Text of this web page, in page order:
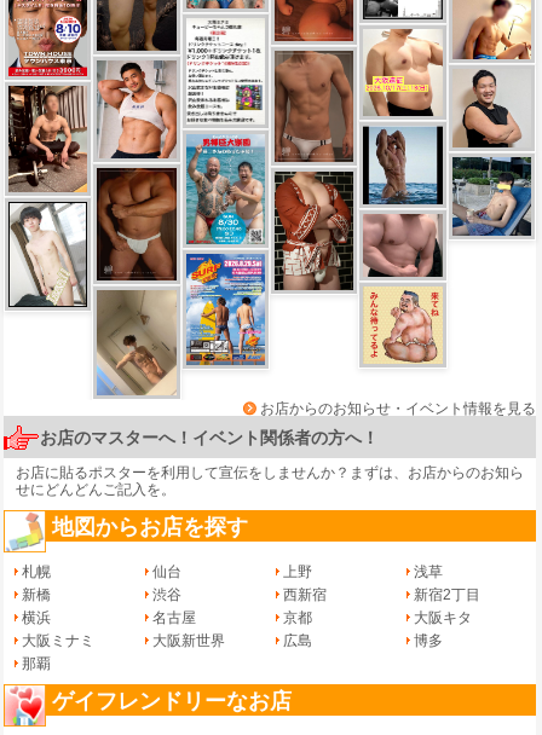
お店からのお知らせ・イベント情報を見る
お店のマスターへ！イベント関係者の方へ！
お店に貼るポスターを利用して宣伝をしませんか？まずは、 お店からのお知ら
せにどんどんご記入を。
地図からお店を探す
札幌 仙台 上野
浅草
新橋
渋谷 西新宿
新宿2丁目
横浜
名古屋 京都
大阪キタ
大阪ミナミ
大阪新世界 広島
博多
那覇
ゲイフレンドリーなお店